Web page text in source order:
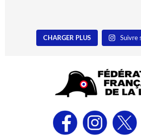
CHARGER PLUS Suivre